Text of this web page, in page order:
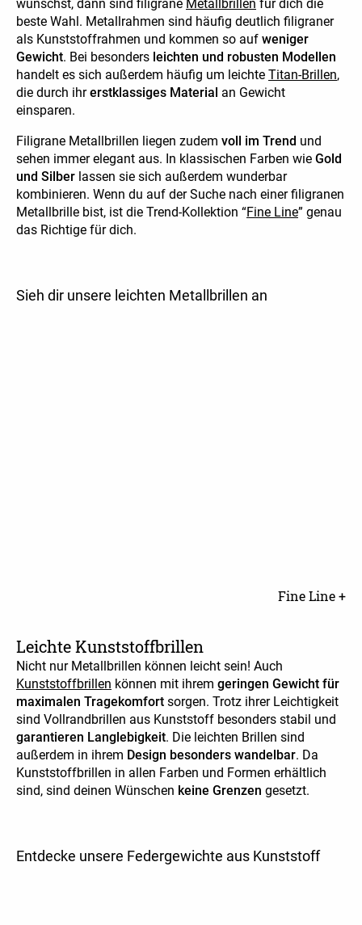
wünschst, dann sind filigrane Metallbrillen für dich die
beste Wahl. Metallrahmen sind häufig deutlich filigraner
als Kunststoffrahmen und kommen so auf weniger
Gewicht. Bei besonders leichten und robusten Modellen
handelt es sich außerdem häufig um leichte Titan-Brillen,
die durch ihrerstklassiges Material an Gewicht
einsparen.
Filigrane Metallbrillen liegen zudem voll im Trend und
sehen immer elegant aus. In klassischen Farben wie Gold
und Silber lassen sie sich außerdem wunderbar
kombinieren. Wenn du auf der Suche nach einer filigranen
Metallbrille bist, ist die Trend-Kollektion “Fine Line” genau
das Richtige für dich.
Sieh dir unsere leichten Metallbrillen an
Fine Line +
Leichte Kunststoffbrillen
Nicht nur Metallbrillen können leicht sein! Auch
Kunststoffbrillen können mit ihrem geringen Gewicht für
maximalen Tragekomfort sorgen. Trotz ihrer Leichtigkeit
sind Vollrandbrillen aus Kunststoff besonders stabil und
garantieren Langlebigkeit. Die leichten Brillen sind
außerdem in ihrem Design besonders wandelbar. Da
Kunststoffbrillen in allen Farben und Formen erhältlich
sind, sind deinen Wünschen keine Grenzen gesetzt.
Entdecke unsere Federgewichte aus Kunststoff